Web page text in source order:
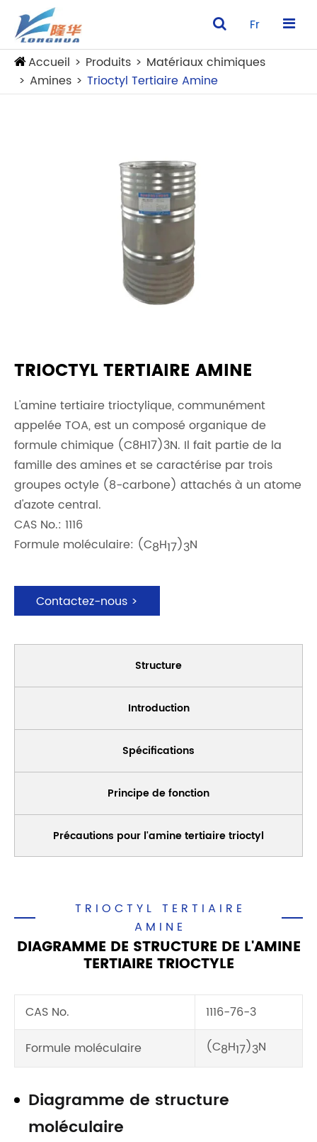
Fr
Accueil Produits
Matériaux chimiques
Amines
Trioctyl Tertiaire Amine
TRIOCTYL TERTIAIRE AMINE
L'amine tertiaire trioctylique, communément
appelée TOA, est un composé organique de
formule chimique (C8H17)3N. Il fait partie de la
famille des amines et se caractérise par trois
groupes octyle (8-carbone) attachés à un atome
d'azote central.
CAS No.: 1116
Formule moléculaire: (C8H17)3N
Contactez-nous >
Structure
Introduction
Spécifications
Principe de fonction
Précautions pour l'amine tertiaire trioctyl
TRIOCTYL TERTIAIRE
AMINE
DIAGRAMME DE STRUCTURE DE L'AMINE
TERTIAIRE TRIOCTYLE
CAS No.
1116-76-3
Formule moléculaire
(C8H17)3N
Diagramme de structure
moléculaire